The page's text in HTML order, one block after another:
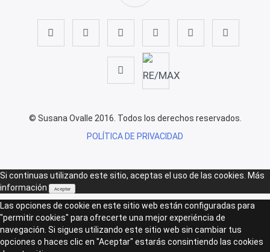
© Susana Ovalle 2016. Todos los derechos reservados.
POLÍTICA DE PRIVACIDAD
Si continuas utilizando este sitio, aceptas el uso de las cookies. Más
información
Aceptar
Las opciones de cookie en este sitio web están configuradas para
"permitir cookies" para ofrecerte una mejor experiéncia de
navegación. Si sigues utilizando este sitio web sin cambiar tus
opciones o haces clic en "Aceptar" estarás consintiendo las cookies